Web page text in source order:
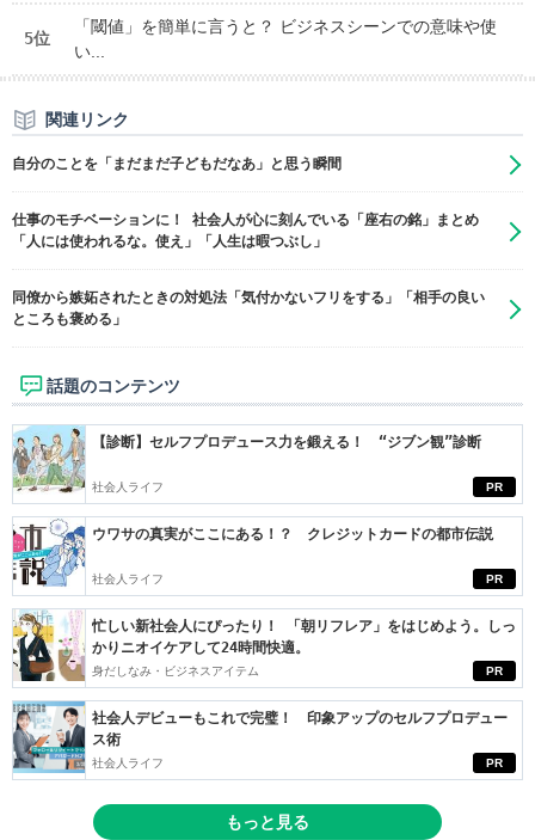
5位
「閾値」を簡単に言うと？ ビジネスシーンでの意味や使
い...
関連リンク
自分のことを「まだまだ子どもだなあ」と思う瞬間
仕事のモチベーションに！ 社会人が心に刻んでいる「座右の銘」まとめ
「人には使われるな。使え」「人生は暇つぶし」
同僚から嫉妬されたときの対処法「気付かないフリをする」「相手の良い
ところも褒める」
話題のコンテンツ
PR
【診断】セルフプロデュース力を鍛える！ “ジブン観”診断
社会人ライフ
PR
ウワサの真実がここにある！？ クレジットカードの都市伝説
社会人ライフ
PR
忙しい新社会人にぴったり！ 「朝リフレア」をはじめよう。しっ
かりニオイケアして24時間快適。
身だしなみ・ビジネスアイテム
PR
社会人デビューもこれで完璧！ 印象アップのセルフプロデュー
ス術
社会人ライフ
もっと見る